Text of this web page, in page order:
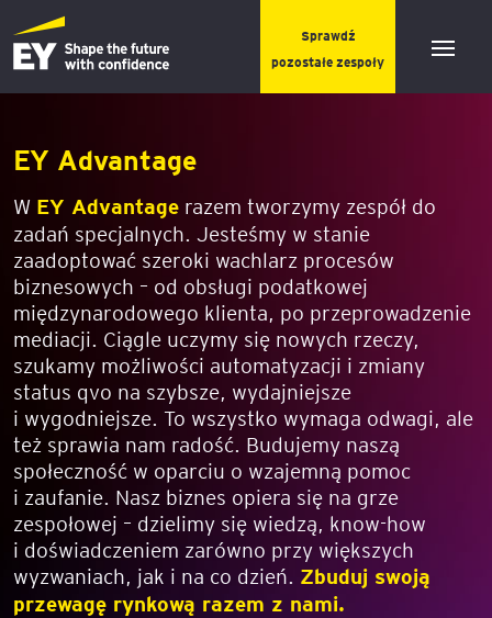
Sprawdź
pozostałe zespoły
EY Advantage
W EY Advantage razem tworzymy zespół do
zadań specjalnych. Jesteśmy w stanie
zaadoptować szeroki wachlarz procesów
biznesowych – od obsługi podatkowej
międzynarodowego klienta, po przeprowadzenie
mediacji. Ciągle uczymy się nowych rzeczy,
szukamy możliwości automatyzacji i zmiany
status qvo na szybsze, wydajniejsze
i wygodniejsze. To wszystko wymaga odwagi, ale
też sprawia nam radość. Budujemy naszą
społeczność w oparciu o wzajemną pomoc
i zaufanie. Nasz biznes opiera się na grze
zespołowej – dzielimy się wiedzą, know-how
i doświadczeniem zarówno przy większych
wyzwaniach, jak i na co dzień. Zbuduj swoją
przewagę rynkową razem z nami.